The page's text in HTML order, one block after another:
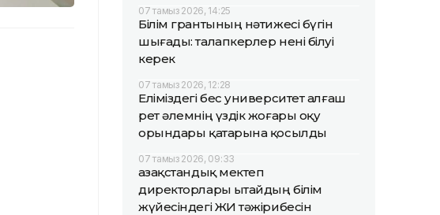
07 тамыз 2026, 14:25
Білім грантының нәтижесі бүгін
шығады: талапкерлер нені білуі
керек
07 тамыз 2026, 12:28
Еліміздегі бес университет алғаш
рет әлемнің үздік жоғары оқу
орындары қатарына қосылды
07 тамыз 2026, 09:33
Қазақстандық мектеп
директорлары Қытайдың білім
жүйесіндегі ЖИ тәжірибесін